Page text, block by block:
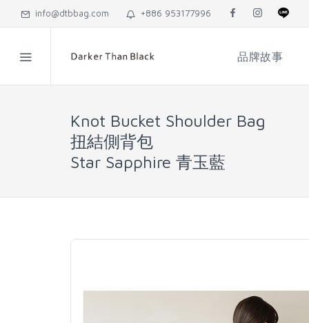
info@dtbbag.com +886 953177996
品牌故事
Knot Bucket Shoulder Bag
扭結側背包
Star Sapphire 青玉藍